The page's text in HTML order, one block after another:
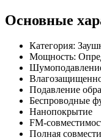
Основные
Категория:
Мощность:
Подавление
Беспроводные
Нанопокрытие
FM-
Полная